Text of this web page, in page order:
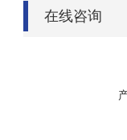
在线咨询